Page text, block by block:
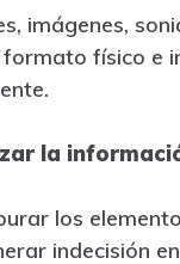
imágenes,
físico e
la
los
indecisión